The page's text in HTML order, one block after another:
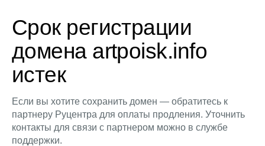
Срок регистрации
домена artpoisk.info
истек
Если вы хотите сохранить домен — обратитесь к
партнеру Руцентра для оплаты продления. Уточнить
контакты для связи с партнером можно в службе
поддержки.